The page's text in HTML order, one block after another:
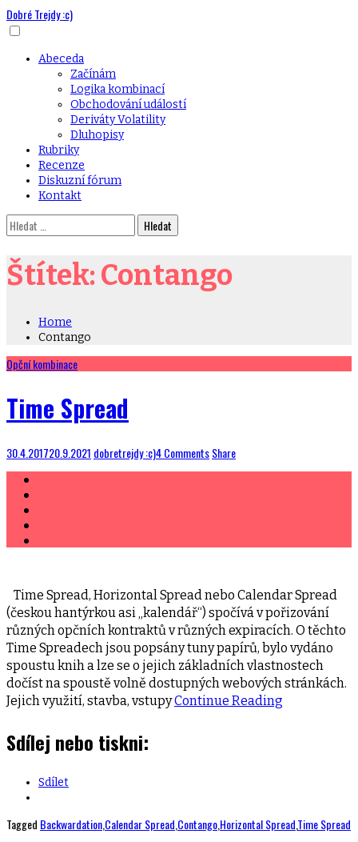
Skip
to
Dobré Trejdy :c)
Menu
Abeceda
Začínám
Logika kombinací
Obchodování událostí
Deriváty Volatility
Dluhopisy
Rubriky
Recenze
Diskuzní fórum
Kontakt
Vyhledávání
Štítek: Contango
Home
Contango
Opční kombinace
Time Spread
30.4.201720.9.2021 dobretrejdy :c)4 CommentsShare
Time Spread, Horizontal Spread nebo Calendar Spread
(českou hantýrkou asi „kalendář“) spočívá v pořizování
různých opčních kontraktů v různých expiracích. O těchto
Time Spreadech jsou popsány tuny papírů, bylo vydáno
spoustu knih a lze se o jejich základních vlastnostech
dočíst na spoustě volně dostupných webových stránkách.
Jejich využití, stavba, vstupyContinue Reading
Sdílej nebo tiskni:
Sdílet
Tagged BackwardationCalendar Spread ContangoHorizontal SpreadTime Spread